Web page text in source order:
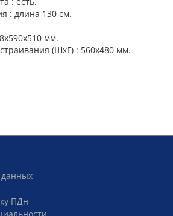
: длина 130 см.
мм.
(ШхГ) : 560х480 мм.
данных
ПДн